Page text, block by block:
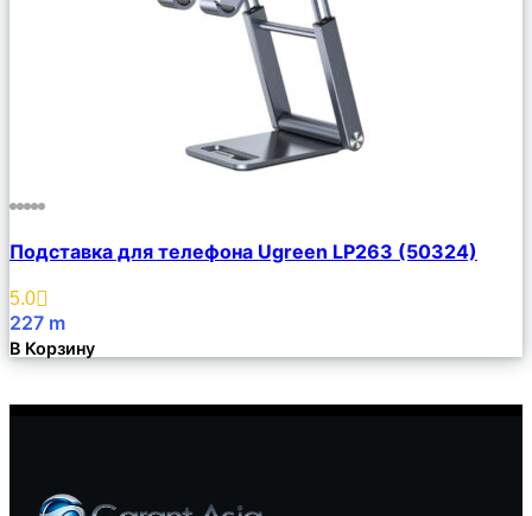
Описание
Избранное
Подставка для телефона Ugreen LP263 (50324)
5.0
227 m
В Корзину